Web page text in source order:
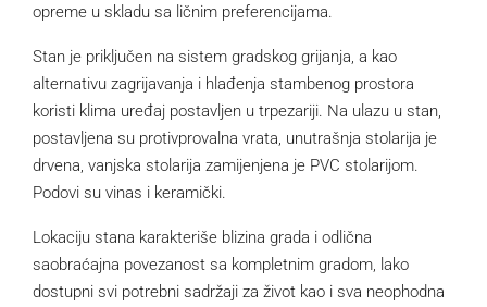
opreme u skladu sa ličnim preferencijama.
Stan je priključen na sistem gradskog grijanja, a kao
alternativu zagrijavanja i hlađenja stambenog prostora
koristi klima uređaj postavljen u trpezariji. Na ulazu u stan,
postavljena su protivprovalna vrata, unutrašnja stolarija je
drvena, vanjska stolarija zamijenjena je PVC stolarijom.
Podovi su vinas i keramički.
Lokaciju stana karakteriše blizina grada i odlična
saobraćajna povezanost sa kompletnim gradom, lako
dostupni svi potrebni sadržaji za život kao i sva neophodna